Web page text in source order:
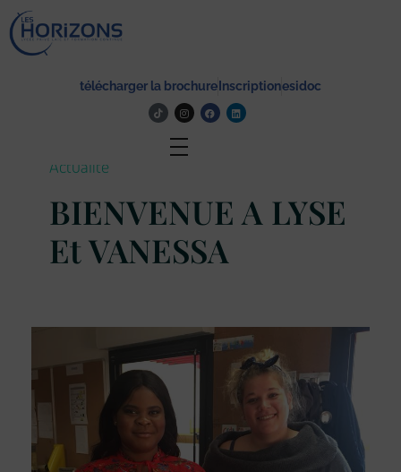
télécharger la brochure Inscriptionesidoc
Actualité
BIENVENUE A LYSE
Et VANESSA